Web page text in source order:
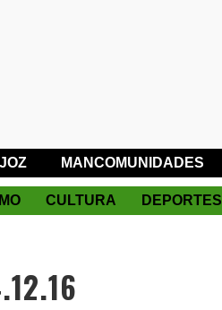
MANCOMUNIDADES
CULTURA DEPORTES